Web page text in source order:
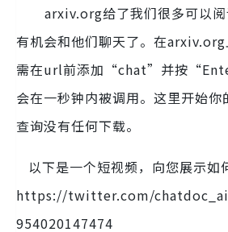
arxiv.org给了我们很多可以阅
有机会和他们聊天了。在
需在url前添加“chat”并按
会在一秒钟内被调用。这里开始
查询没有任何下载。
以下是一个短视频，向您展示如
https://twitter.com/
954020147474